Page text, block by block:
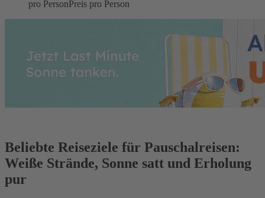
pro PersonPreis pro Person
Beliebte Reiseziele für Pauschalreisen:
Weiße Strände, Sonne satt und Erholung
pur